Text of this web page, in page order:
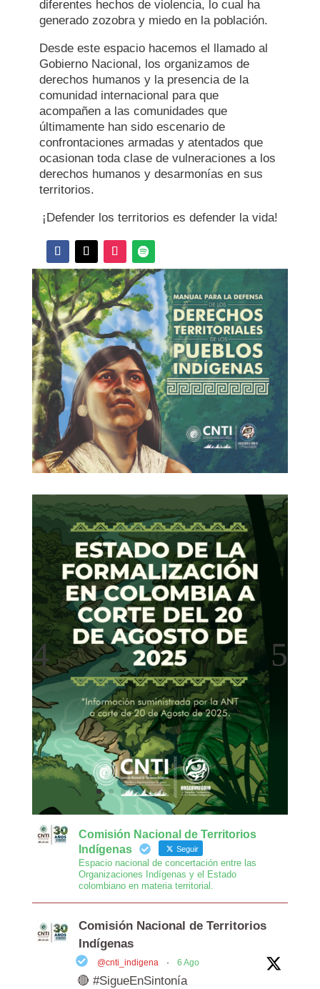
diferentes hechos de violencia, lo cual ha
generado zozobra y miedo en la población.
Desde este espacio hacemos el llamado al
Gobierno Nacional, los organizamos de
derechos humanos y la presencia de la
comunidad internacional para que
acompañen a las comunidades que
últimamente han sido escenario de
confrontaciones armadas y atentados que
ocasionan toda clase de vulneraciones a los
derechos humanos y desarmonías en sus
territorios.
¡Defender los territorios es defender la vida!
Comisión Nacional de Territorios
Indígenas
Seguir
Espacio nacional de concertación entre las
Organizaciones Indígenas y el Estado
colombiano en materia territorial.
Comisión Nacional de Territorios
Indígenas
@cnti_indigena · 6 Ago
🔴 #SigueEnSintonía